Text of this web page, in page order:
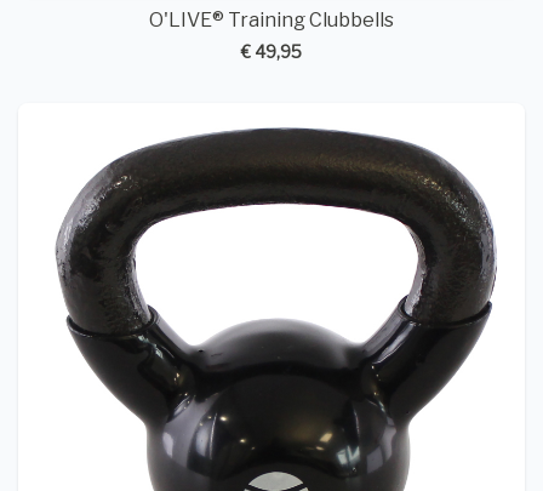
O'LIVE® Training Clubbells
€ 49,95